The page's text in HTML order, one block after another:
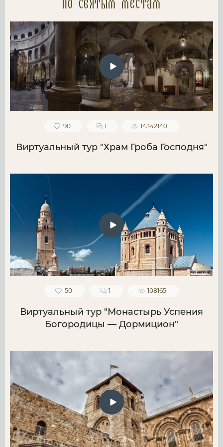
по святым местам
90 1 14342140
Виртуальный тур "Храм Гроба Господня"
50 1 108165
Виртуальный тур "Монастырь Успения
Богородицы — Дормицион"